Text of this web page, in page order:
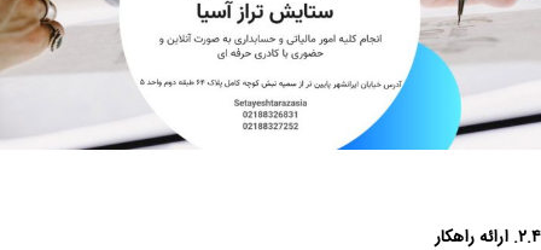
۲.۴. ارائه راهکار